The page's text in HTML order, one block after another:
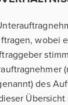
wobei
des
Übersicht